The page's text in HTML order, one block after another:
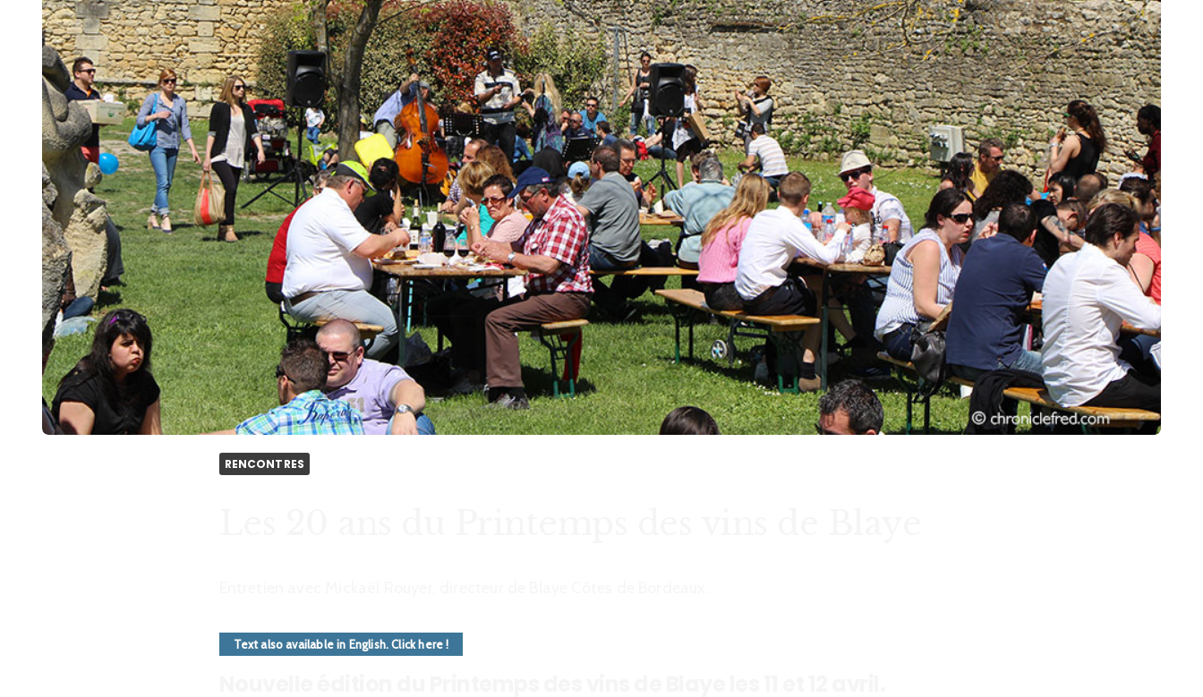
RENCONTRES
Text also available in English. Click here !